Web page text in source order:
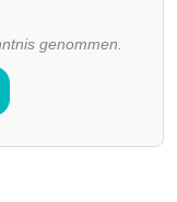
genommen.